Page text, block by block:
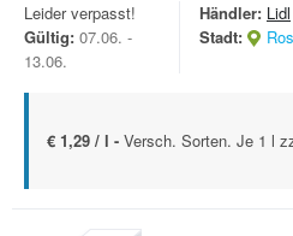
Leider verpasst!
Gültig: 07.06. -
13.06.
Händler: Lidl
Stadt:
€ 1,29 / l - Versch. Sorten. Je 1 l